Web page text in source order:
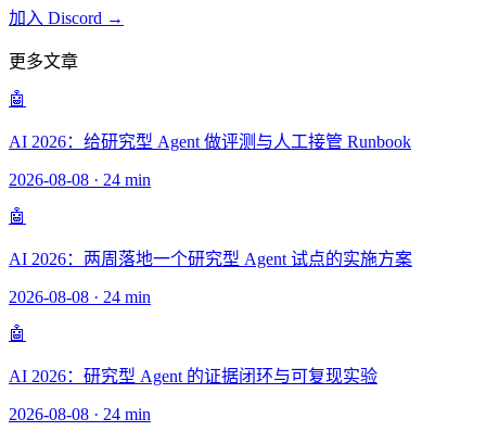
加入 Discord →
更多文章
🤖
AI 2026：给研究型 Agent 做评测与人工接管 Runbook
2026-08-08 · 24 min
🤖
AI 2026：两周落地一个研究型 Agent 试点的实施方案
2026-08-08 · 24 min
🤖
AI 2026：研究型 Agent 的证据闭环与可复现实验
2026-08-08 · 24 min